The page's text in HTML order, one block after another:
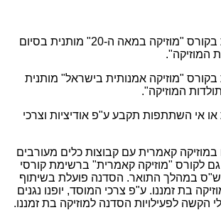
השתתפות בקורס "מוזיקה במאה ה-20" מותנית בסיום
המוזיקה".
"מוזיקה אמנותית בישראל" מותנית
המוזיקה".
אי השתתפות תקבע ע"פ אודיציות וצרכי
במוזיקה קאמרית עם קבוצות כלים מעורבים
גם לקורס "מוזיקה קאמרית" ברשימת קורסי
הבחירה עד 2ש"ס במהלך התואר. הסדנה פועלת בשיתוף
בת זמננו. ע"פ צרכי המוסד, יופנו נגנים
הקשה לפעילויות הסדנה למוזיקה בת זמננו.